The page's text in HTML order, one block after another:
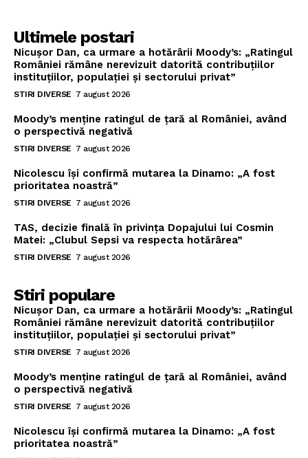
Ultimele postari
Nicușor Dan, ca urmare a hotărârii Moody’s: „Ratingul
României rămâne nerevizuit datorită contribuțiilor
instituțiilor, populației și sectorului privat”
STIRI DIVERSE 7 august 2026
Moody’s menține ratingul de țară al României, având
o perspectivă negativă
STIRI DIVERSE 7 august 2026
Nicolescu își confirmă mutarea la Dinamo: „A fost
prioritatea noastră”
STIRI DIVERSE 7 august 2026
TAS, decizie finală în privința Dopajului lui Cosmin
Matei: „Clubul Sepsi va respecta hotărârea”
STIRI DIVERSE 7 august 2026
Stiri populare
Nicușor Dan, ca urmare a hotărârii Moody’s: „Ratingul
României rămâne nerevizuit datorită contribuțiilor
instituțiilor, populației și sectorului privat”
STIRI DIVERSE 7 august 2026
Moody’s menține ratingul de țară al României, având
o perspectivă negativă
STIRI DIVERSE 7 august 2026
Nicolescu își confirmă mutarea la Dinamo: „A fost
prioritatea noastră”